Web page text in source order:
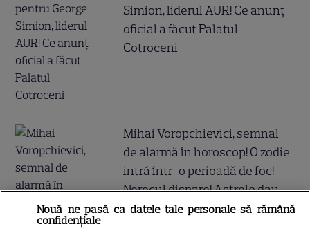
Simion, liderul AUR! Ce anunț
oficial a făcut Palatul
Cotroceni
Mihai Voropchievici, semnal
de alarmă în horoscop! O zodie
intră într-o perioadă de foc!
Norocul dispare! Astrele dau
cu ea de pământ, vin încercări
Nouă ne pasă ca datele tale personale să rămână
confidențiale